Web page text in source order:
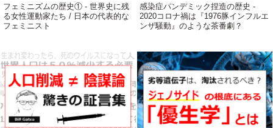
フェミニズムの歴史① - 世界史に残
る女性運動家たち / 日本の代表的な
フェミニスト
感染症パンデミック捏造の歴史 -
2020コロナ禍は『1976豚インフルエ
ンザ騒動』のような茶番劇？